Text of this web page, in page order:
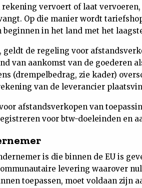
vervoert of laat
Op die manier wordt
beginnen in het land met het
geldt de regeling voor
van aankomst van de goederen
(drempelbedrag, zie kader)
van de leverancier
afstandsverkopen van
voor btw-doeleinden en
is die binnen de EU is
levering waarover
toepassen, moet voldaan zijn